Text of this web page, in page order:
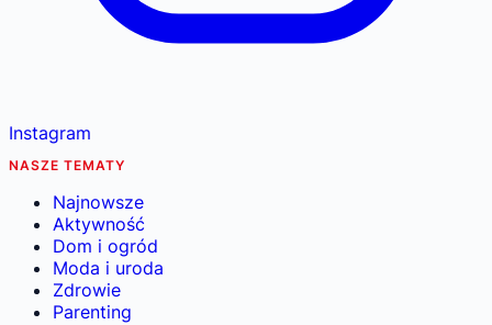
Instagram
NASZE TEMATY
Najnowsze
Aktywność
Dom i ogród
Moda i uroda
Zdrowie
Parenting